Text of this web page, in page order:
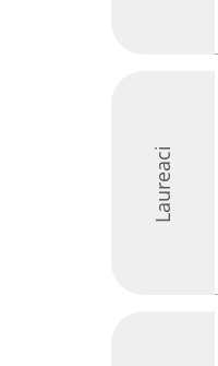
Laureaci